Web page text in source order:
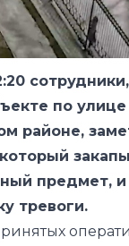
по
районе,
предмет,
тревоги.